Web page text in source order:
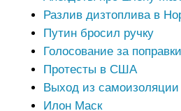
Разлив дизтоплива в
Путин бросил ручку
Голосование за
Протесты в США
Выход из самоизоляции
Илон Маск